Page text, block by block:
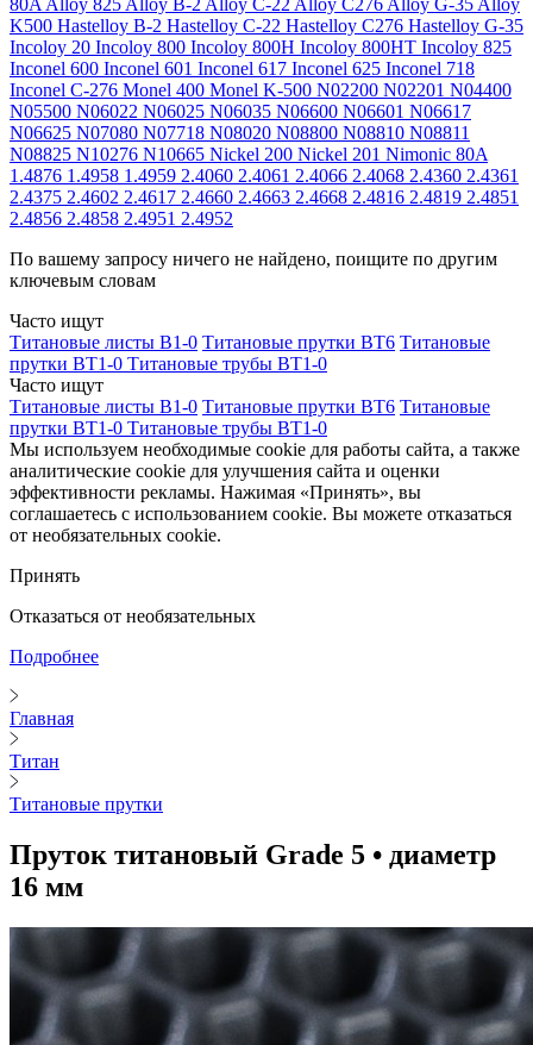
80A Alloy 825 Alloy B-2 Alloy C-22 Alloy C276 Alloy G-35 Alloy
K500 Hastelloy B-2 Hastelloy C-22 Hastelloy C276 Hastelloy G-35
Incoloy 20 Incoloy 800 Incoloy 800H Incoloy 800HT Incoloy 825
Inconel 600 Inconel 601 Inconel 617 Inconel 625 Inconel 718
Inconel C-276 Monel 400 Monel K-500 N02200 N02201 N04400
N05500 N06022 N06025 N06035 N06600 N06601 N06617
N06625 N07080 N07718 N08020 N08800 N08810 N08811
N08825 N10276 N10665 Nickel 200 Nickel 201 Nimonic 80A
1.4876 1.4958 1.4959 2.4060 2.4061 2.4066 2.4068 2.4360 2.4361
2.4375 2.4602 2.4617 2.4660 2.4663 2.4668 2.4816 2.4819 2.4851
2.4856 2.4858 2.4951 2.4952
По вашему запросу ничего не найдено, поищите по другим
ключевым словам
Часто ищут
Титановые листы В1-0 Титановые прутки ВТ6 Титановые
прутки ВТ1-0 Титановые трубы ВТ1-0
Часто ищут
Титановые листы В1-0 Титановые прутки ВТ6 Титановые
прутки ВТ1-0 Титановые трубы ВТ1-0
Мы используем необходимые cookie для работы сайта, а также
аналитические cookie для улучшения сайта и оценки
эффективности рекламы. Нажимая «Принять», вы
соглашаетесь с использованием cookie. Вы можете отказаться
от необязательных cookie.
Принять
Отказаться от необязательных
Подробнее
Главная
Титан
Титановые прутки
Пруток титановый Grade 5 • диаметр
16 мм